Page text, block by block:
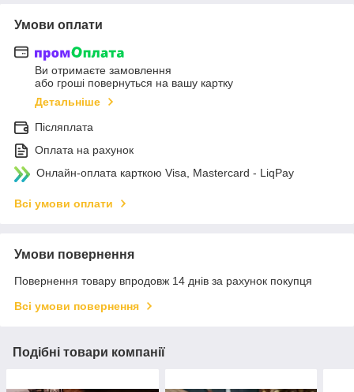
Умови оплати
Ви отримаєте замовлення
або гроші повернуться на вашу картку
Детальніше
Післяплата
Оплата на рахунок
Онлайн-оплата карткою Visa, Mastercard - LiqPay
Всі умови оплати
Умови повернення
Повернення товару впродовж 14 днів за рахунок покупця
Всі умови повернення
Подібні товари компанії